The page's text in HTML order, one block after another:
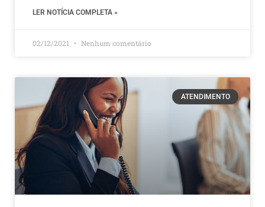
LER NOTÍCIA COMPLETA »
02/12/2021 Nenhum comentário
ATENDIMENTO